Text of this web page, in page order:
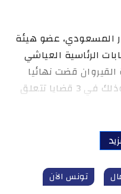
المسعودي، عضو هيئة
الرئاسية العياشي
قضت نهائيا
بالسجن 6 أشهر في حقه منوبه وذلك في 3 قضايا تتعلق
تونس الآن